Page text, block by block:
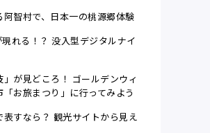
阿智村で、日本一の桃源郷体験
れる！？ 没入型デジタルナイ
が見どころ！ ゴールデンウィ
お旅まつり」に行ってみよう
表すなら？ 観光サイトから見え